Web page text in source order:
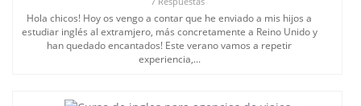
Hola chicos! Hoy os vengo a contar que he enviado a mis hijos a
estudiar inglés al extramjero, más concretamente a Reino Unido y
han quedado encantados! Este verano vamos a repetir
experiencia,...